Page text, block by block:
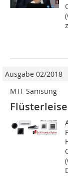
Ausgabe 02/2018
MTF Samsung